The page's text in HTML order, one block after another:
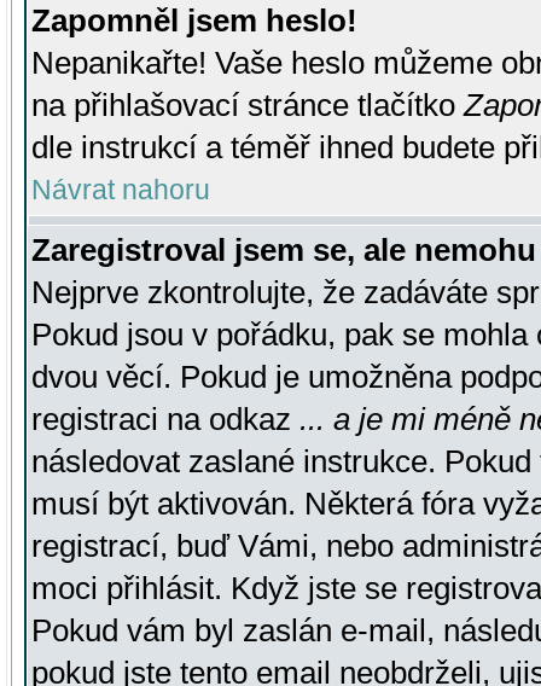
Zapomněl jsem heslo!
Nepanikařte! Vaše heslo můžeme
na přihlašovací stránce tlačítko
dle instrukcí a téměř ihned budete
Návrat nahoru
Zaregistroval jsem se, ale
Nejprve zkontrolujte, že zadáváte
Pokud jsou v pořádku, pak se
dvou věcí. Pokud je umožněna
registraci na odkaz ... a je mi méně
následovat zaslané instrukce.
musí být aktivován. Některá fóra
registrací, buď Vámi, nebo
moci přihlásit. Když jste se
Pokud vám byl zaslán e-mail,
pokud jste tento email neobdrželi,